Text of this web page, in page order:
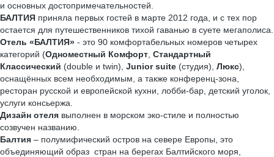
и основных достопримечательностей.
БАЛТИЯ приняла первых гостей в марте 2012 года, и с тех пор
остается для путешественников тихой гаванью в суете мегаполиса.
Отель «БАЛТИЯ» - это 90 комфортабельных номеров четырех
категорий (Одноместный Комфорт Стандартный
Классический (double и twin), Junior suite (студия), Люкс),
оснащённых всем необходимым, а также конференц-зона,
ресторан русской и европейской кухни, лобби-бар, детский уголок,
услуги консьержа.
Дизайн отеля выполнен в морском эко-стиле и полностью
созвучен названию.
Балтия – полумифический остров на севере Европы, это
объединяющий образ стран на берегах Балтийского моря,